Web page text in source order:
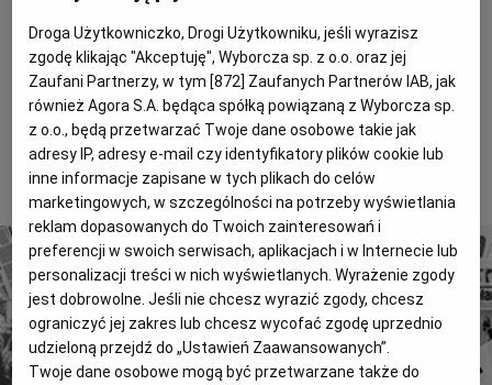
Wyborcza.biz Wysokie Obcasy
BIQdata Jutronauci
Archiwum Inne serwisy
jego lokalizację. Mówił, że rząd rozważa możliwość
odejścia od pomysłu budowy centralnego portu
lotniczego na rzecz rozwoju jednego z lotnisk blisko
Warszawy.
To tylko fragment artykułu. Aby czytać dalej, kup dostęp
poniżej.
4 miliony tekstów od 1989 roku.
Droga Użytkowniczko, Drogi Użytkowniku, jeśli wyrazisz
zgodę klikając "Akceptuję", Wyborcza sp. z o.o. oraz jej
Zaufani Partnerzy, w tym [872] Zaufanych Partnerów IAB, jak
również Agora S.A. będąca spółką powiązaną z Wyborcza sp.
z o.o., będą przetwarzać Twoje dane osobowe takie jak
adresy IP, adresy e-mail czy identyfikatory plików cookie lub
inne informacje zapisane w tych plikach do celów
marketingowych, w szczególności na potrzeby wyświetlania
reklam dopasowanych do Twoich zainteresowań i
preferencji w swoich serwisach, aplikacjach i w Internecie lub
personalizacji treści w nich wyświetlanych. Wyrażenie zgody
jest dobrowolne. Jeśli nie chcesz wyrazić zgody, chcesz
ograniczyć jej zakres lub chcesz wycofać zgodę uprzednio
udzieloną przejdź do „Ustawień Zaawansowanych”.
Twoje dane osobowe mogą być przetwarzane także do